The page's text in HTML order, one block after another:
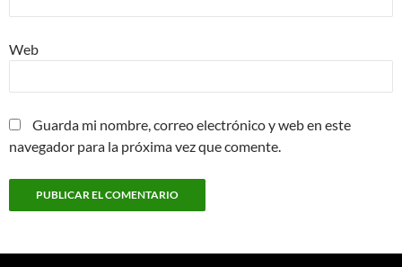
Web
Guarda mi nombre, correo electrónico y web en este
navegador para la próxima vez que comente.